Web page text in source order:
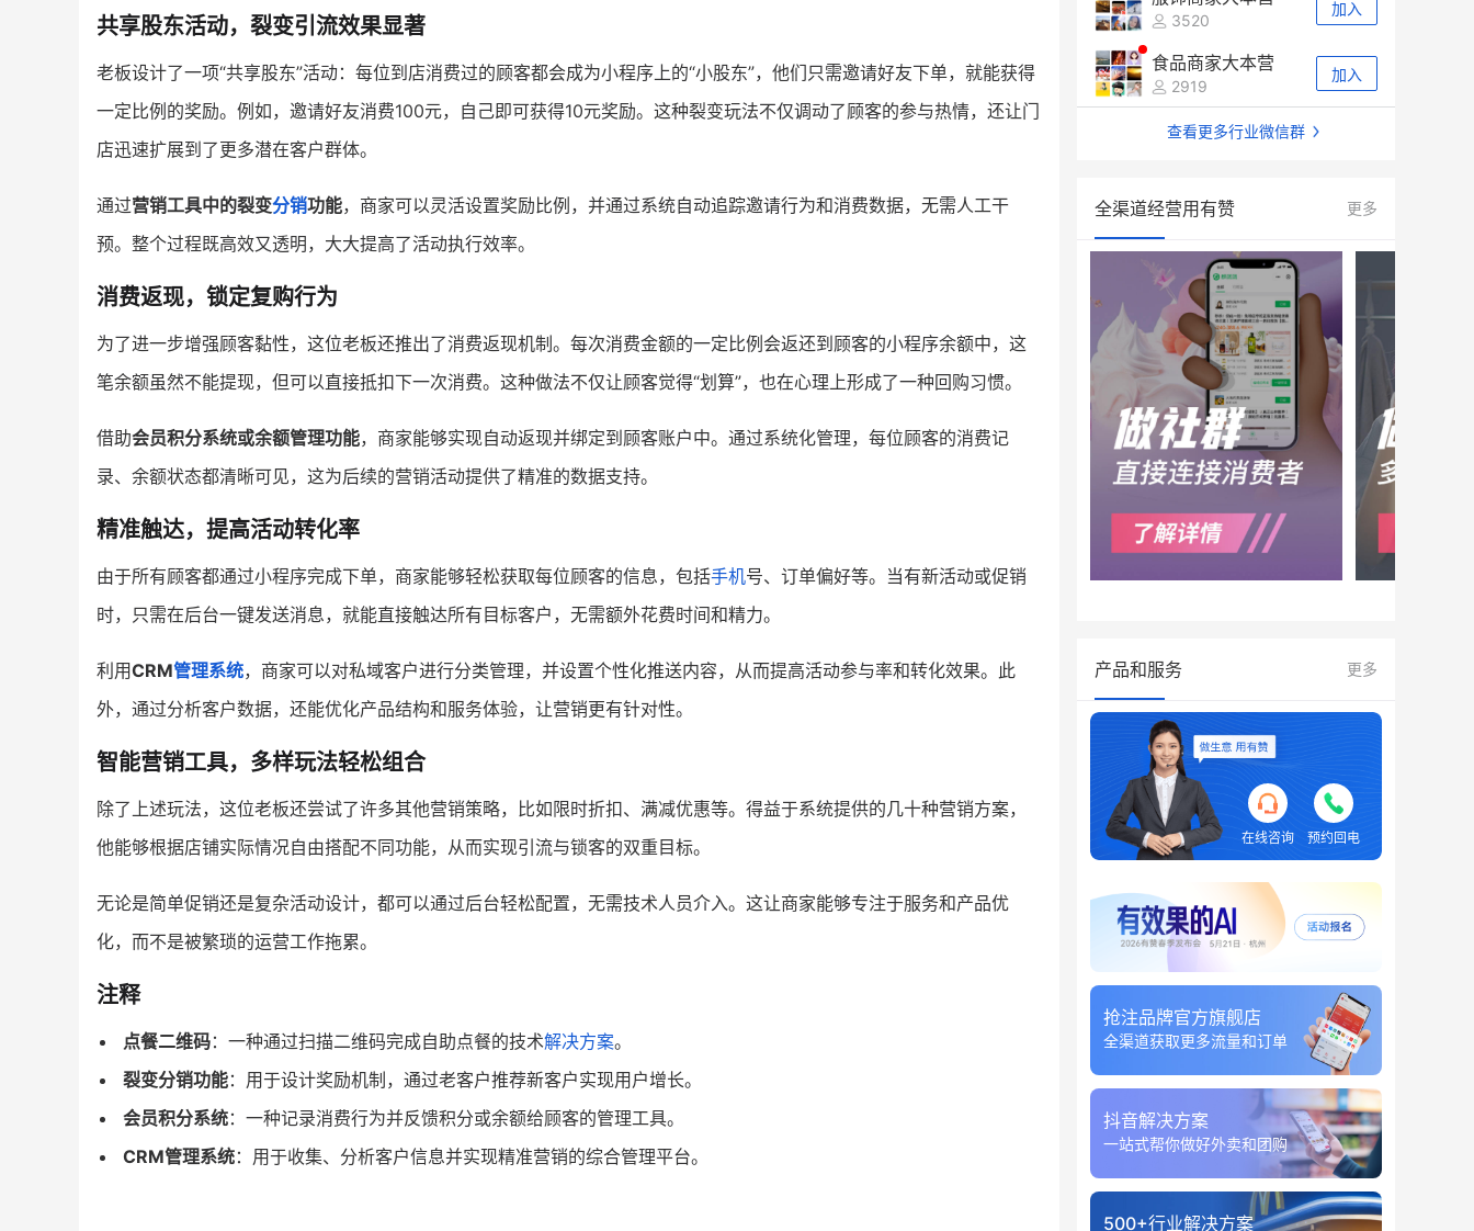
共享股东活动，裂变引流效果显著
老板设计了一项“共享股东”活动：每位到店消费过的顾客都会成为小程序上的“小股东”，他们只需邀请好友下单，就能获得
一定比例的奖励。例如，邀请好友消费100元，自己即可获得10元奖励。这种裂变玩法不仅调动了顾客的参与热情，还让门
店迅速扩展到了更多潜在客户群体。
通过营销工具中的裂变分销功能，商家可以灵活设置奖励比例，并通过系统自动追踪邀请行为和消费数据，无需人工干
预。整个过程既高效又透明，大大提高了活动执行效率。
消费返现，锁定复购行为
为了进一步增强顾客黏性，这位老板还推出了消费返现机制。每次消费金额的一定比例会返还到顾客的小程序余额中，这
笔余额虽然不能提现，但可以直接抵扣下一次消费。这种做法不仅让顾客觉得“划算”，也在心理上形成了一种回购习惯。
借助会员积分系统或余额管理功能，商家能够实现自动返现并绑定到顾客账户中。通过系统化管理，每位顾客的消费记
录、余额状态都清晰可见，这为后续的营销活动提供了精准的数据支持。
精准触达，提高活动转化率
由于所有顾客都通过小程序完成下单，商家能够轻松获取每位顾客的信息，包括手机号、订单偏好等。当有新活动或促销
时，只需在后台一键发送消息，就能直接触达所有目标客户，无需额外花费时间和精力。
利用CRM管理系统，商家可以对私域客户进行分类管理，并设置个性化推送内容，从而提高活动参与率和转化效果。此
外，通过分析客户数据，还能优化产品结构和服务体验，让营销更有针对性。
智能营销工具，多样玩法轻松组合
除了上述玩法，这位老板还尝试了许多其他营销策略，比如限时折扣、满减优惠等。得益于系统提供的几十种营销方案，
他能够根据店铺实际情况自由搭配不同功能，从而实现引流与锁客的双重目标。
无论是简单促销还是复杂活动设计，都可以通过后台轻松配置，无需技术人员介入。这让商家能够专注于服务和产品优
化，而不是被繁琐的运营工作拖累。
注释
点餐二维码：一种通过扫描二维码完成自助点餐的技术解决方案。
裂变分销功能：用于设计奖励机制，通过老客户推荐新客户实现用户增长。
会员积分系统：一种记录消费行为并反馈积分或余额给顾客的管理工具。
CRM管理系统：用于收集、分析客户信息并实现精准营销的综合管理平台。
3520
加入
食品商家大本营
2919
加入
查看更多行业微信群
全渠道经营用有赞 更多
产品和服务 更多
在线咨询 预约回电
抢注品牌官方旗舰店
全渠道获取更多流量和订单
抖音解决方案
一站式帮你做好外卖和团购
500+行业解决方案